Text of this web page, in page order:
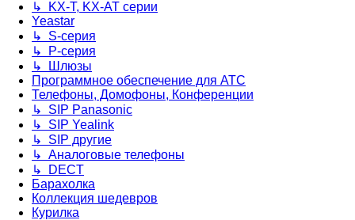
↳ KX-T, KX-AT серии
Yeastar
↳ S-серия
↳ P-серия
↳ Шлюзы
Программное обеспечение для АТС
Телефоны, Домофоны, Конференции
↳ SIP Panasonic
↳ SIP Yealink
↳ SIP другие
↳ Аналоговые телефоны
↳ DECT
Барахолка
Коллекция шедевров
Курилка